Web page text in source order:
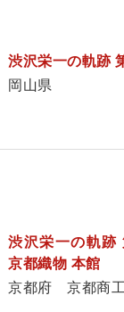
渋沢栄一の軌跡
岡山県
渋沢栄一の軌跡
京都織物 本館
京都府 京都商